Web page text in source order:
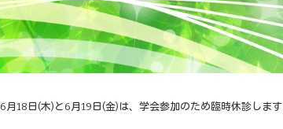
6月18日(木)と6月19日(金)は、学会参加のため臨時休診します